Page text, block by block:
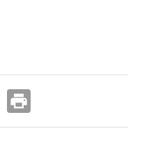
print